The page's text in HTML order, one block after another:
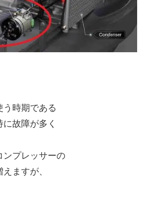
う時期である
故障が多く
ンプレッサーの
ますが、